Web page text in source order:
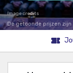
Image credits
De getoonde prijzen